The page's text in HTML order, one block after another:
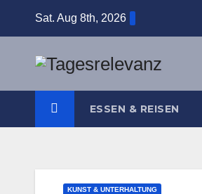
Sat. Aug 8th, 2026
ESSEN & REISEN
KUNST & UNTERHALTUNG